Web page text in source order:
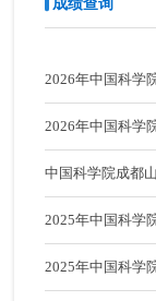
录取信
成绩查
成绩查询
2026年中国科学
核成绩查询通知
2026年中国科学
试成绩专业排名
中国科学院成都
查询通知
2025年中国科学
核成绩查询通知
2025年中国科学